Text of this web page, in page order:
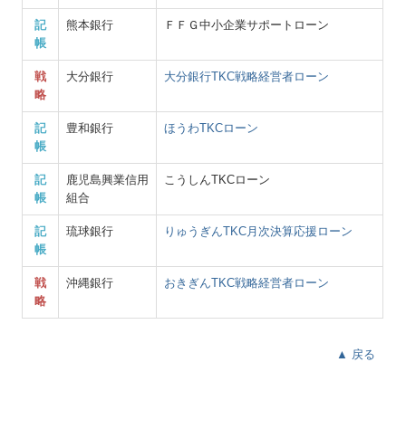
記
帳
熊本銀行 ＦＦＧ中小企業サポートローン
戦
略
大分銀行 大分銀行TKC戦略経営者ローン
記
帳
豊和銀行 ほうわTKCローン
記
帳
鹿児島興業信用
組合
こうしんTKCローン
記
帳
琉球銀行 りゅうぎんTKC月次決算応援ローン
戦
略
沖縄銀行 おきぎんTKC戦略経営者ローン
▲ 戻る